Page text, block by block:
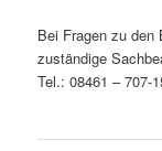
Bei Fragen zu den
zuständige
Tel.: 08461 – 707-